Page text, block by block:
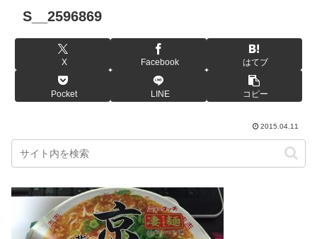
S__2596869
X Facebook はてブ
Pocket LINE コピー
2015.04.11